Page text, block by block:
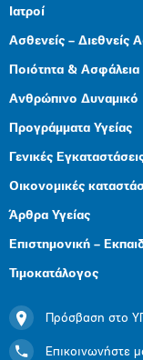
Ιατροί
Ασθενείς – Διεθνείς
Ποιότητα & Ασφάλεια
Ανθρώπινο Δυναμικό
Προγράμματα Υγείας
Γενικές
Οικονομικές
Άρθρα Υγείας
Επιστημονική –
Τιμοκατάλογος
Πρόσβαση στο
Επικοινωνήστε